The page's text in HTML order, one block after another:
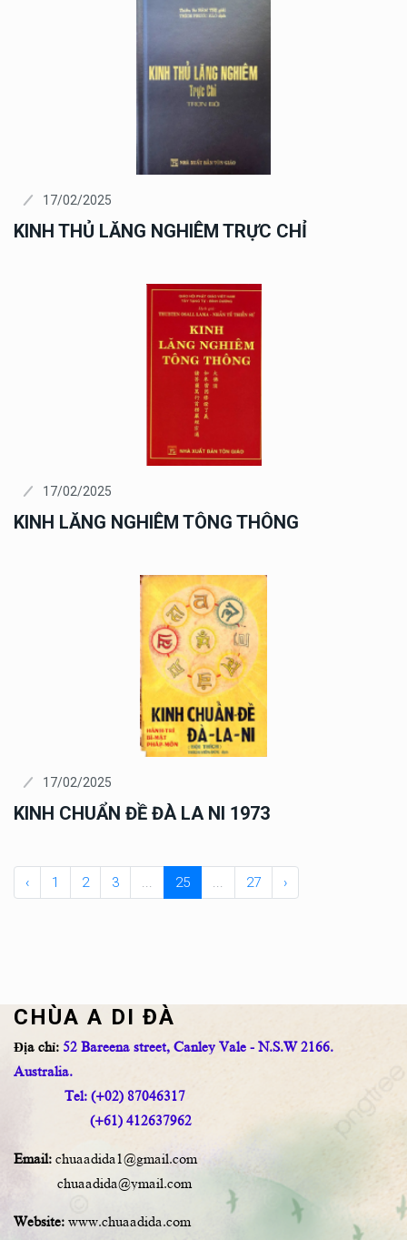
17/02/2025
KINH THỦ LĂNG NGHIÊM TRỰC CHỈ
17/02/2025
KINH LĂNG NGHIÊM TÔNG THÔNG
17/02/2025
KINH CHUẨN ĐỀ ĐÀ LA NI 1973
‹ 1 2 3 ... 25 ... 27 ›
CHÙA A DI ĐÀ
Địa chỉ: 52 Bareena street, Canley Vale - N.S.W 2166.
Australia.
Tel: (+02) 87046317
(+61) 412637962
Email: chuaadida1@gmail.com
chuaadida@ymail.com
Website: www.chuaadida.com